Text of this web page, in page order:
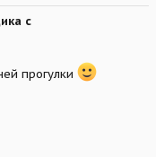
с
прогулки